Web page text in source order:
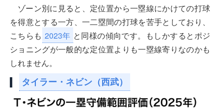
ゾーン別に見ると、定位置から一塁線にかけての打球
を得意とする一方、一二塁間の打球を苦手としており、
こちらも 2023年 と同様の傾向です。もしかするとポジ
ショニングが一般的な定位置よりも一塁線寄りなのかも
しれません。
タイラー・ネビン（西武）